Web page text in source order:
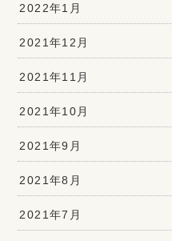
2022年1月
2021年12月
2021年11月
2021年10月
2021年9月
2021年8月
2021年7月